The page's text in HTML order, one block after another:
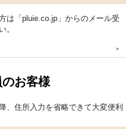
は「pluie.co.jp」からのメール受
。
お客様
、住所入力を省略できて大変便利